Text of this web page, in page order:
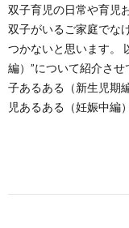
双子育児の日常や育児
双子がいるご家庭でな
つかないと思います。
編）”について紹介さ
子あるある（新生児期
児あるある（妊娠中編